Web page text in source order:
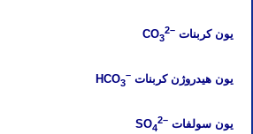
یون کربنات–
CO3
2
یون هیدروژن کربنات–
HCO3
یون سولفات–
SO4
2